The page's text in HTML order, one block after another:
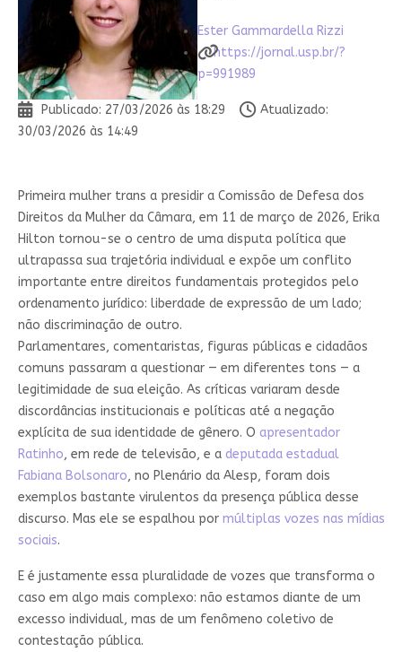
Ester Gammardella Rizzi
https://jornal.usp.br/?
p=991989
Publicado: 27/03/2026 às 18:29
Atualizado:
30/03/2026 às 14:49
Primeira mulher trans a presidir a Comissão de Defesa dos
Direitos da Mulher da Câmara, em 11 de março de 2026, Erika
Hilton tornou-se o centro de uma disputa política que
ultrapassa sua trajetória individual e expõe um conflito
importante entre direitos fundamentais protegidos pelo
ordenamento jurídico: liberdade de expressão de um lado;
não discriminação de outro.
Parlamentares, comentaristas, figuras públicas e cidadãos
comuns passaram a questionar — em diferentes tons — a
legitimidade de sua eleição. As críticas variaram desde
discordâncias institucionais e políticas até a negação
explícita de sua identidade de gênero. O apresentador
Ratinho, em rede de televisão, e a deputada estadual
Fabiana Bolsonaro, no Plenário da Alesp, foram dois
exemplos bastante virulentos da presença pública desse
discurso. Mas ele se espalhou por múltiplas vozes nas mídias
sociais.
E é justamente essa pluralidade de vozes que transforma o
caso em algo mais complexo: não estamos diante de um
excesso individual, mas de um fenômeno coletivo de
contestação pública.